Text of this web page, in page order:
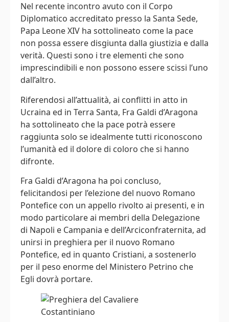
Nel recente incontro avuto con il Corpo
Diplomatico accreditato presso la Santa Sede,
Papa Leone XIV ha sottolineato come la pace
non possa essere disgiunta dalla giustizia e dalla
verità. Questi sono i tre elementi che sono
imprescindibili e non possono essere scissi l’uno
dall’altro.
Riferendosi all’attualità, ai conflitti in atto in
Ucraina ed in Terra Santa, Fra Galdi d’Aragona
ha sottolineato che la pace potrà essere
raggiunta solo se idealmente tutti riconoscono
l’umanità ed il dolore di coloro che si hanno
difronte.
Fra Galdi d’Aragona ha poi concluso,
felicitandosi per l’elezione del nuovo Romano
Pontefice con un appello rivolto ai presenti, e in
modo particolare ai membri della Delegazione
di Napoli e Campania e dell’Arciconfraternita, ad
unirsi in preghiera per il nuovo Romano
Pontefice, ed in quanto Cristiani, a sostenerlo
per il peso enorme del Ministero Petrino che
Egli dovrà portare.